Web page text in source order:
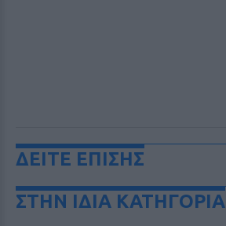
ΔΕΙΤΕ ΕΠΙΣΗΣ
ΣΤΗΝ ΙΔΙΑ ΚΑΤΗΓΟΡΙΑ